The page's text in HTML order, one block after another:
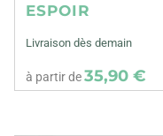
ESPOIR
Livraison dès demain
à partir de35,90 €